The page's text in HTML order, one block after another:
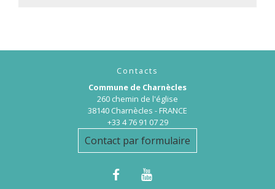
Contacts
Commune de Charnècles
260 chemin de l'église
38140 Charnècles - FRANCE
+33 4 76 91 07 29
Contact par formulaire